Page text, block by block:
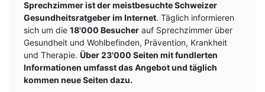
Sprechzimmer ist der meistbesuchte Schweizer
Gesundheitsratgeber im Internet. Täglich informieren
sich um die 18'000 Besucher auf Sprechzimmer über
Gesundheit und Wohlbefinden, Prävention, Krankheit
und Therapie. Über 23'000 Seiten mit fundlerten
Informationen umfasst das Angebot und täglich
kommen neue Seiten dazu.